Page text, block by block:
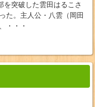
を突破した雲田はるこさ
た。主人公・八雲（岡田
・・・